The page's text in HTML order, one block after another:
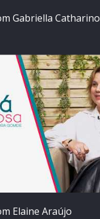
Gabriella Catharino
Elaine Araújo